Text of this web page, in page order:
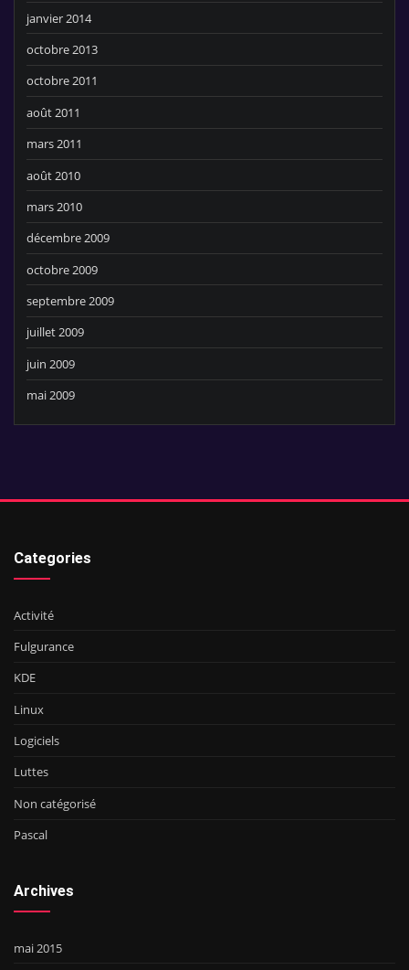
janvier 2014
octobre 2013
octobre 2011
août 2011
mars 2011
août 2010
mars 2010
décembre 2009
octobre 2009
septembre 2009
juillet 2009
juin 2009
mai 2009
Categories
Activité
Fulgurance
KDE
Linux
Logiciels
Luttes
Non catégorisé
Pascal
Archives
mai 2015